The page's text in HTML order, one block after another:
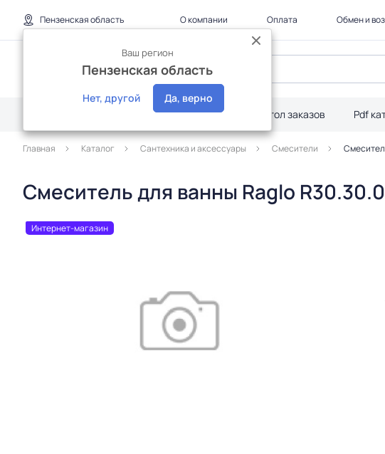
Пензенская область
Ваш регион
Пензенская область
Нет, другой Да, верно
О компании Оплата Обмен и
Дилерам Акции Стол заказов Pdf
Главная Каталог Сантехника и аксессуары Смесители
Смеситель для ванны Raglo
Интернет-магазин